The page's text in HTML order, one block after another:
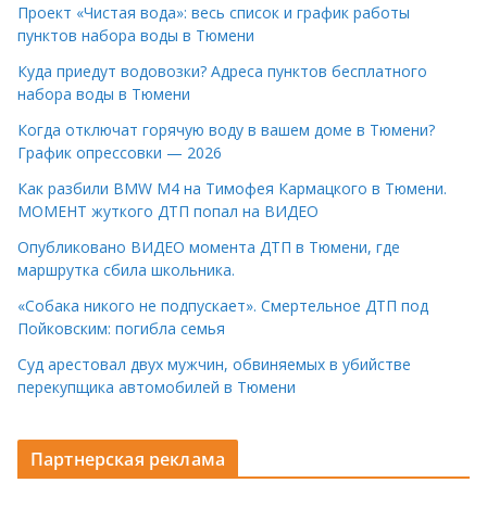
Проект «Чистая вода»: весь список и график работы
пунктов набора воды в Тюмени
Куда приедут водовозки? Адреса пунктов бесплатного
набора воды в Тюмени
Когда отключат горячую воду в вашем доме в Тюмени?
График опрессовки — 2026
Как разбили BMW M4 на Тимофея Кармацкого в Тюмени.
МОМЕНТ жуткого ДТП попал на ВИДЕО
Опубликовано ВИДЕО момента ДТП в Тюмени, где
маршрутка сбила школьника.
«Собака никого не подпускает». Смертельное ДТП под
Пойковским: погибла семья
Суд арестовал двух мужчин, обвиняемых в убийстве
перекупщика автомобилей в Тюмени
Партнерская реклама